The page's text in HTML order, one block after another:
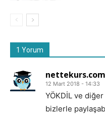
1 Yorum
nettekurs.com
12 Mart 2018 - 14:33
YÖKDİL ve diğer
bizlerle